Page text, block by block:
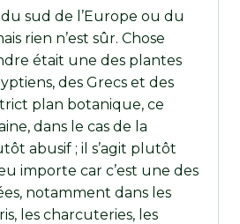
sud de l’Europe ou du
rien n’est sûr. Chose
était une des plantes
des Grecs et des
plan botanique, ce
dans le cas de la
abusif ; il s’agit plutôt
importe car c’est une des
notamment dans les
les charcuteries, les